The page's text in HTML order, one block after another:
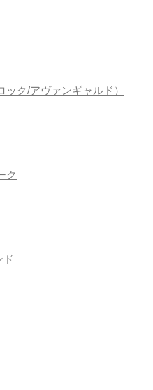
ク/アヴァンギャルド）
ク
ド